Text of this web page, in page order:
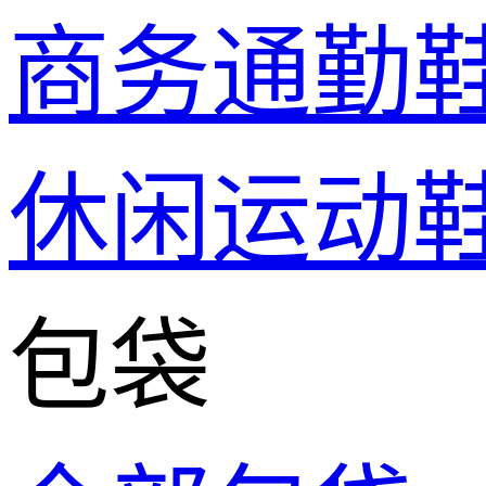
商务通勤
休闲运动
包袋